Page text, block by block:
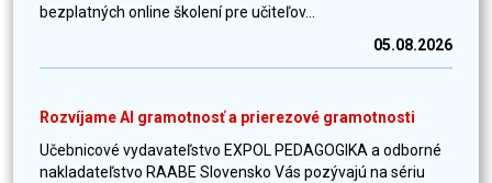
bezplatných online školení pre učiteľov...
05.08.2026
Rozvíjame AI gramotnosť a prierezové gramotnosti
Učebnicové vydavateľstvo EXPOL PEDAGOGIKA a odborné
nakladateľstvo RAABE Slovensko Vás pozývajú na sériu